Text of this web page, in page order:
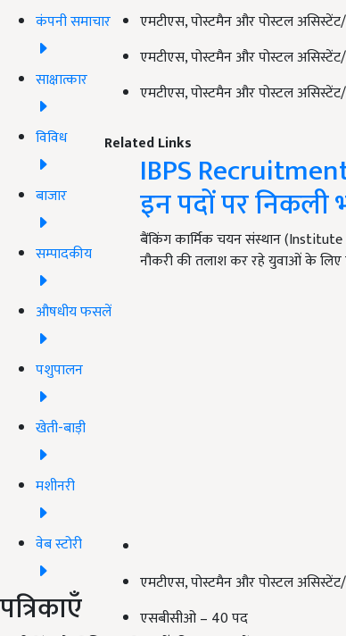
कंपनी समाचार
साक्षात्कार
विविध
बाजार
सम्पादकीय
औषधीय फसलें
पशुपालन
खेती-बाड़ी
मशीनरी
वेब स्टोरी
पत्रिकाएँ
एमटीएस, पोस्टमैन और पोस्टल
एमटीएस, पोस्टमैन और पोस्टल
एमटीएस, पोस्टमैन और पोस्टल असिस्टेंट/
Related Links
IBPS
इन पदों पर निकली
बैंकिंग कार्मिक चयन संस्थान (Institute
नौकरी की तलाश कर रहे युवाओं के
एमटीएस, पोस्टमैन और पोस्टल
एसबीसीओ – 40 पद